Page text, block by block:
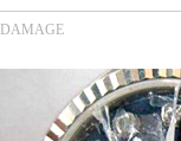
DAMAGE